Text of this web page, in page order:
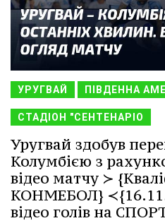
УРУГВАЙ ПІВДЕННА
СТАДІОН "СЕНТЕНАРІО
Уругвай здобув
Колумбією з
відео матчу ≻
КОНМЕБОЛ}
відео голів на